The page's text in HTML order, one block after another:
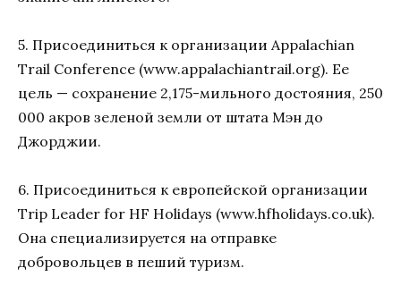
5. Присоединиться к организации Appalachian
Trail Conference (www.appalachiantrail.org). Ее
цель — сохранение 2,175-мильного достояния, 250
000 акров зеленой земли от штата Мэн до
Джорджии.
6. Присоединиться к европейской организации
Trip Leader for HF Holidays (www.hfholidays.co.uk).
Она специализируется на отправке
добровольцев в пеший туризм.